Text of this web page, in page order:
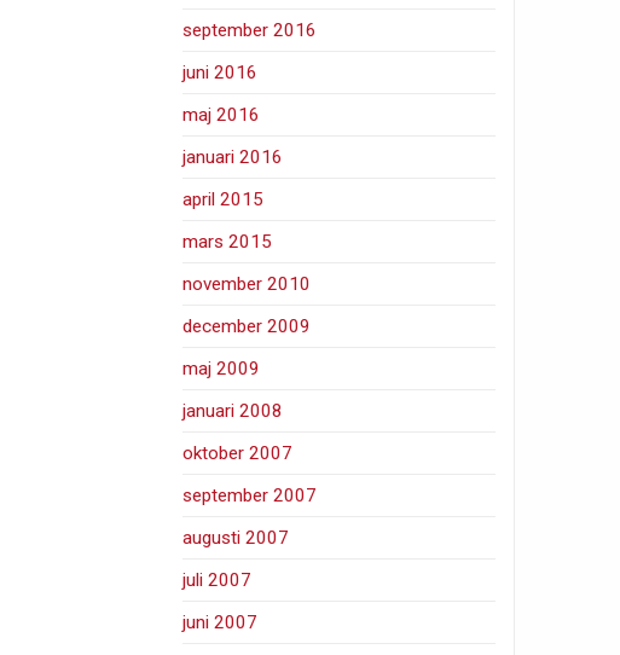
september 2016
juni 2016
maj 2016
januari 2016
april 2015
mars 2015
november 2010
december 2009
maj 2009
januari 2008
oktober 2007
september 2007
augusti 2007
juli 2007
juni 2007